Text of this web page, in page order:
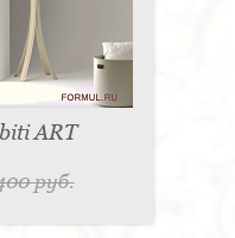
ART
руб.